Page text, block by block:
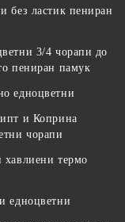
без ластик пениран
3/4 чорапи до
пениран памук
едноцветни
и Коприна
чорапи
хавлиени термо
едноцветни